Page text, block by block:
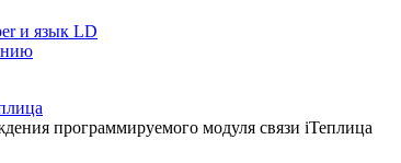
и язык LD
программируемого модуля связи iТеплица